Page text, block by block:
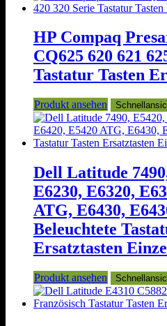
HP Compaq
CQ625 620 621
Tastatur Tasten
Produkt ansehen
Dell Latitude
E6230, E6320,
ATG, E6430,
Beleuchtete
Ersatztasten
Produkt ansehen